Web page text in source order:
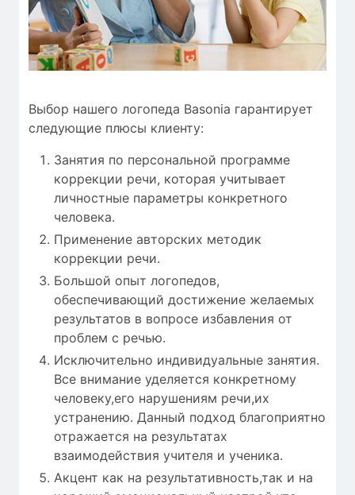
Выбор нашего логопеда Basonia гарантирует
следующие плюсы клиенту:
Занятия по персональной программе
коррекции речи, которая учитывает
личностные параметры конкретного
человека.
Применение авторских методик
коррекции речи.
Большой опыт логопедов,
обеспечивающий достижение желаемых
результатов в вопросе избавления от
проблем с речью.
Исключительно индивидуальные занятия.
Все внимание уделяется конкретному
человеку,его нарушениям речи,их
устранению. Данный подход благоприятно
отражается на результатах
взаимодействия учителя и ученика.
Акцент как на результативность,так и на